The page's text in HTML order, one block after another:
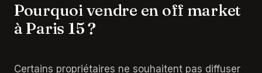
Pourquoi vendre en off market
à Paris 15 ?
Certains propriétaires ne souhaitent pas diffuser